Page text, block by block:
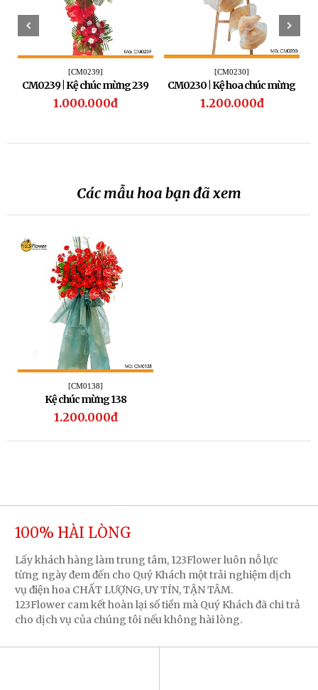
[CM0239]
CM0239 | Kệ chúc mừng 239
1.000.000đ
[CM0230]
CM0230 | Kệ hoa chúc mừng
230
1.200.000đ
Các mẫu hoa bạn đã xem
[CM0138]
Kệ chúc mừng 138
1.200.000đ
100% HÀI LÒNG
Lấy khách hàng làm trung tâm, 123Flower luôn nỗ lực
từng ngày đem đến cho Quý Khách một trải nghiệm dịch
vụ điện hoa CHẤT LƯỢNG, UY TÍN, TẬN TÂM.
123Flower cam kết hoàn lại số tiền mà Quý Khách đã chi trả
cho dịch vụ của chúng tôi nếu không hài lòng.